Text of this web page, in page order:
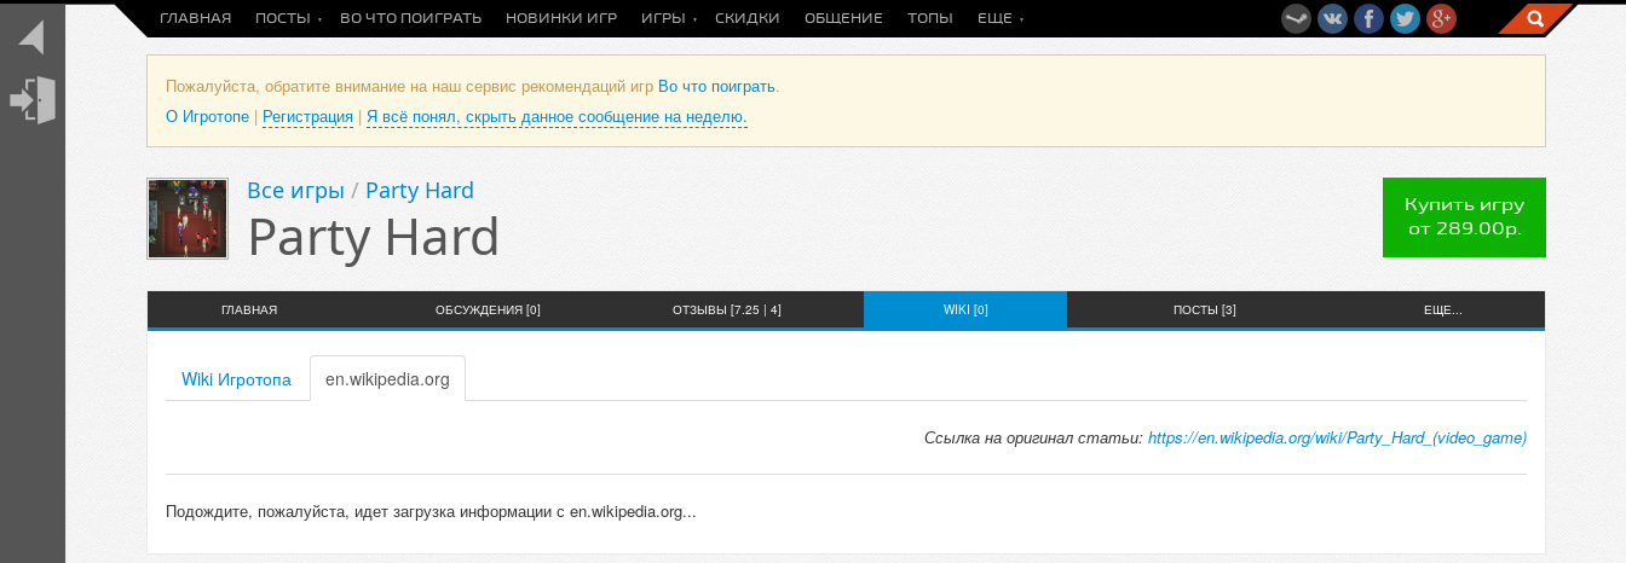
ГЛАВНАЯ ПОСТЫ ВО ЧТО ПОИГРАТЬ НОВИНКИ ИГР ИГРЫ СКИДКИ ОБЩЕНИЕ ТОПЫ ЕЩЕ
Пожалуйста, обратите внимание на наш сервис рекомендаций игр Во что поиграть.
О Игротопе | Регистрация | Я всё понял, скрыть данное сообщение на неделю.
Купить игру
от 289.00р.
Все игры / Party Hard
Party Hard
ГЛАВНАЯ ОБСУЖДЕНИЯ [0] ОТЗЫВЫ [7.25 | 4] WIKI [0] ПОСТЫ [3] ЕЩЕ...
Wiki Игротопа en.wikipedia.org
Ссылка на оригинал статьи: https://en.wikipedia.org/wiki/Party_Hard_(video_game)
Подождите, пожалуйста, идет загрузка информации с en.wikipedia.org...